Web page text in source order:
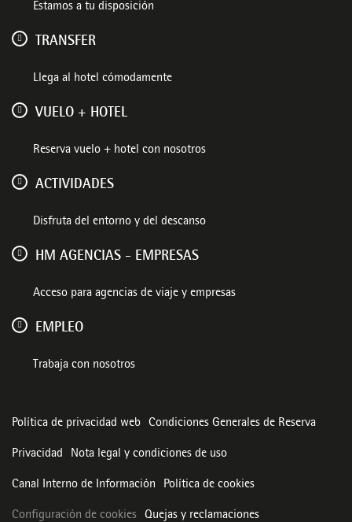
Estamos a tu disposición
TRANSFER
Llega al hotel cómodamente
VUELO + HOTEL
Reserva vuelo + hotel con nosotros
ACTIVIDADES
Disfruta del entorno y del descanso
HM AGENCIAS - EMPRESAS
Acceso para agencias de viaje y empresas
EMPLEO
Trabaja con nosotros
Política de privacidad web Condiciones Generales de Reserva
Privacidad Nota legal y condiciones de uso
Canal Interno de Información Política de cookies
Configuración de cookies Quejas y reclamaciones